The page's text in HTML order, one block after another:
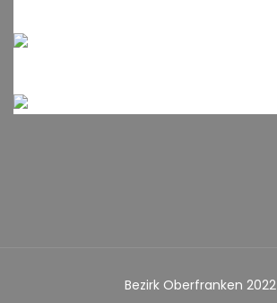
Bezirk Oberfranken 2022